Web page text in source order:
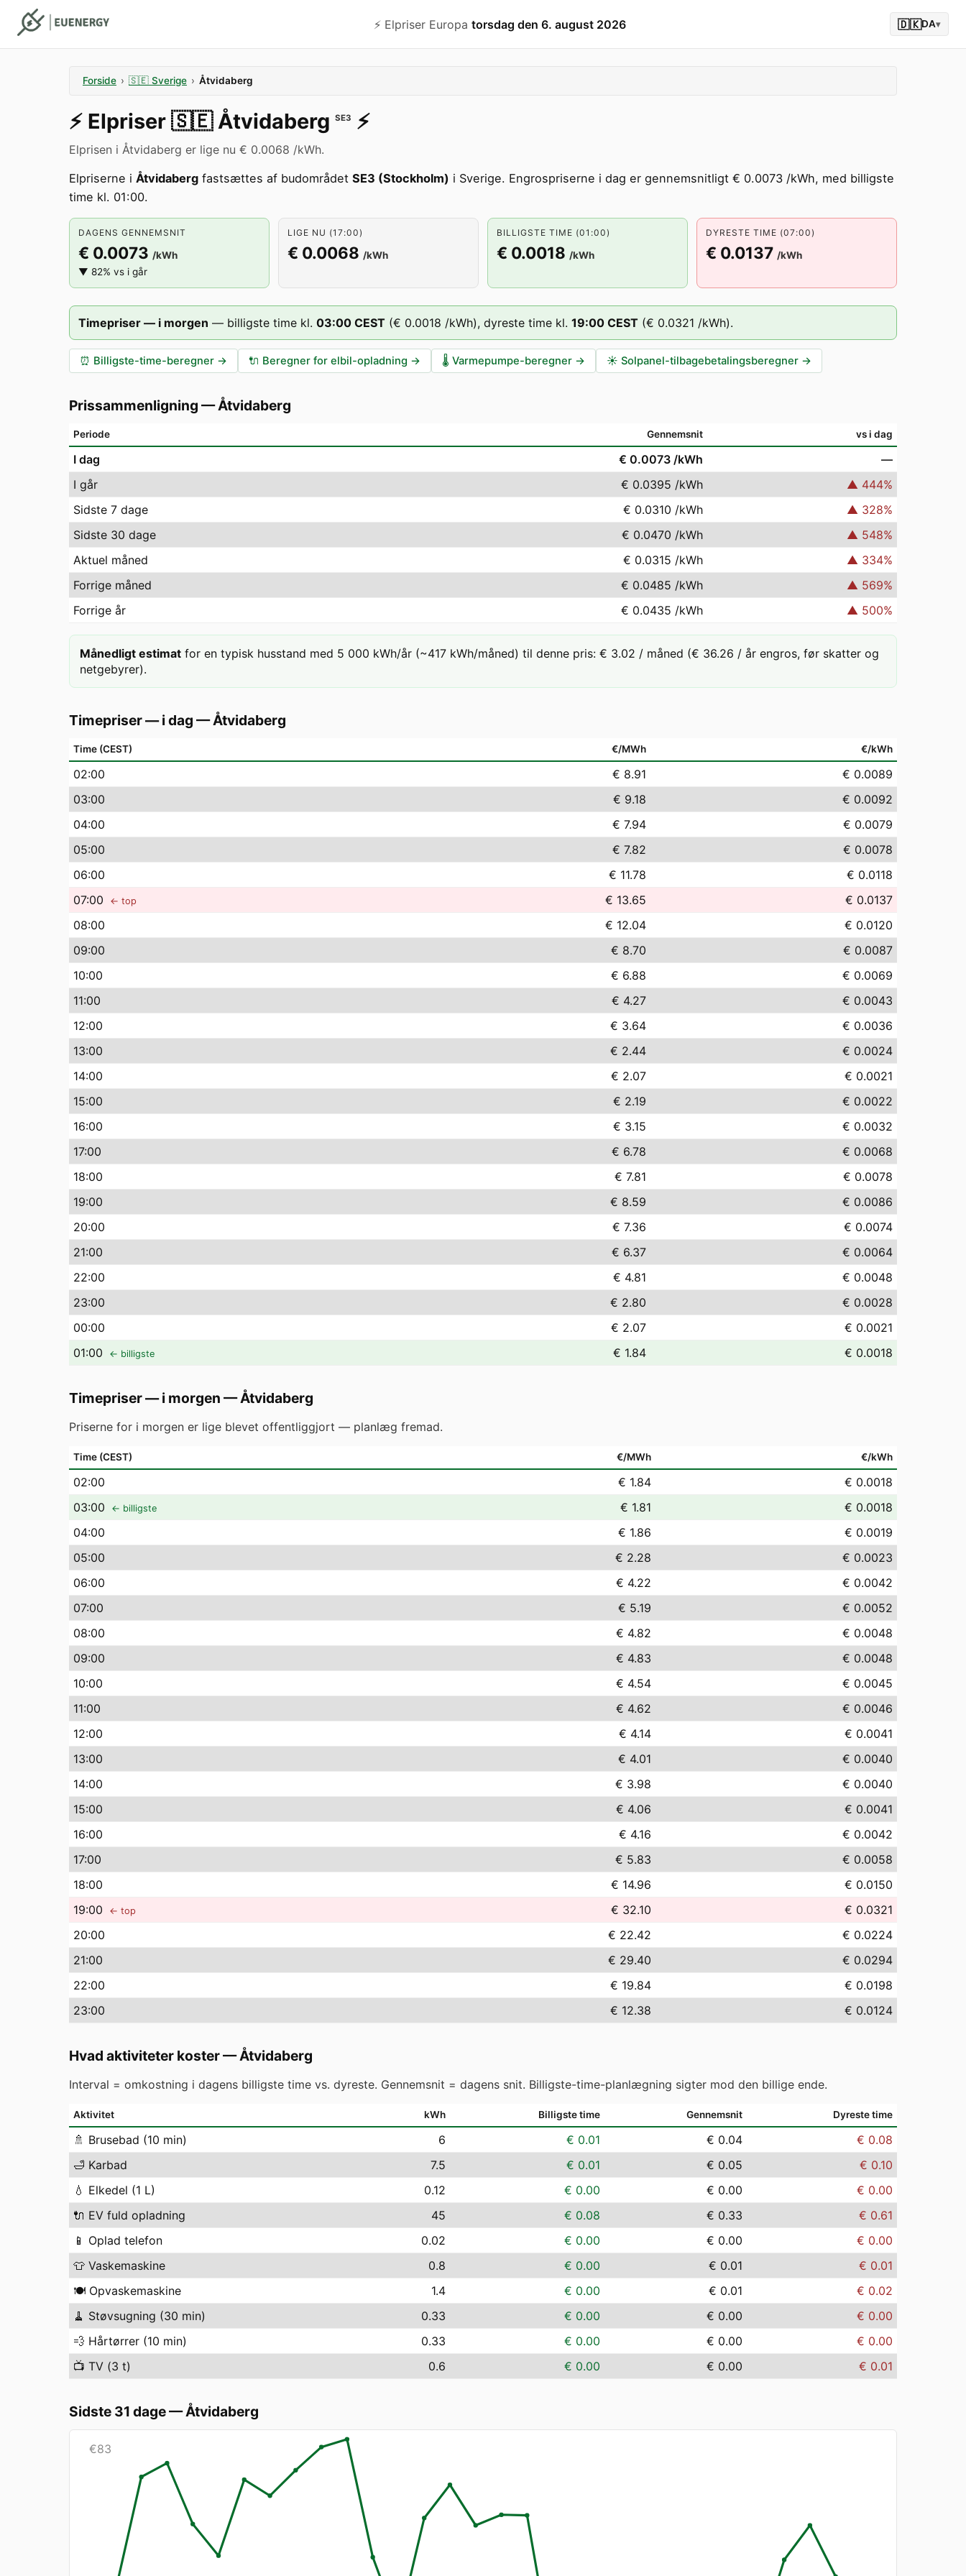
⚡️ Elpriser Europa torsdag den 6. august 2026 🇩🇰DA▾
Forside › 🇸🇪 Sverige › Åtvidaberg
⚡️ Elpriser 🇸🇪 Åtvidaberg SE3 ⚡️
Elprisen i Åtvidaberg er lige nu € 0.0068 /kWh.
Elpriserne i Åtvidaberg fastsættes af budområdet SE3 (Stockholm) i Sverige. Engrospriserne i dag er gennemsnitligt € 0.0073 /kWh, med billigste
time kl. 01:00.
DAGENS GENNEMSNIT
€ 0.0073 /kWh
▼ 82% vs i går
LIGE NU (17:00)
€ 0.0068 /kWh
BILLIGSTE TIME (01:00)
€ 0.0018 /kWh
DYRESTE TIME (07:00)
€ 0.0137 /kWh
Timepriser — i morgen — billigste time kl. 03:00 CEST (€ 0.0018 /kWh), dyreste time kl. 19:00 CEST (€ 0.0321 /kWh).
⏰ Billigste-time-beregner → 🔌 Beregner for elbil-opladning → 🌡️ Varmepumpe-beregner → ☀️ Solpanel-tilbagebetalingsberegner →
Prissammenligning —Åtvidaberg
Periode Gennemsnit vs i dag
I dag € 0.0073 /kWh
—
I går
€ 0.0395 /kWh ▲ 444%
Sidste 7 dage
€ 0.0310 /kWh ▲ 328%
Sidste 30 dage
€ 0.0470 /kWh ▲ 548%
Aktuel måned
€ 0.0315 /kWh ▲ 334%
Forrige måned
€ 0.0485 /kWh ▲ 569%
Forrige år
€ 0.0435 /kWh ▲ 500%
Månedligt estimat for en typisk husstand med 5 000 kWh/år (~417 kWh/måned) til denne pris: € 3.02 / måned (€ 36.26 / år engros, før skatter og
netgebyrer).
Timepriser — i dag —Åtvidaberg
Time (CEST) €/MWh €/kWh
02:00 € 8.91
€ 0.0089
03:00 € 9.18
€ 0.0092
04:00 € 7.94
€ 0.0079
05:00 € 7.82
€ 0.0078
06:00 € 11.78
€ 0.0118
07:00 ← top € 13.65
€ 0.0137
08:00 € 12.04
€ 0.0120
09:00 € 8.70
€ 0.0087
10:00 € 6.88
€ 0.0069
11:00 € 4.27
€ 0.0043
12:00 € 3.64
€ 0.0036
13:00 € 2.44
€ 0.0024
14:00 € 2.07
€ 0.0021
15:00 € 2.19
€ 0.0022
16:00 € 3.15
€ 0.0032
17:00 € 6.78
€ 0.0068
18:00 € 7.81
€ 0.0078
19:00 € 8.59
€ 0.0086
20:00 € 7.36
€ 0.0074
21:00 € 6.37
€ 0.0064
22:00 € 4.81
€ 0.0048
23:00 € 2.80
€ 0.0028
00:00 € 2.07
€ 0.0021
01:00 ← billigste € 1.84 € 0.0018
Timepriser — i morgen —Åtvidaberg
Priserne for i morgen er lige blevet offentliggjort — planlæg fremad.
Time (CEST) €/MWh €/kWh
02:00 € 1.84
€ 0.0018
03:00 ← billigste € 1.81
€ 0.0018
04:00 € 1.86
€ 0.0019
05:00 € 2.28
€ 0.0023
06:00 € 4.22
€ 0.0042
07:00 € 5.19
€ 0.0052
08:00 € 4.82
€ 0.0048
09:00 € 4.83
€ 0.0048
10:00 € 4.54
€ 0.0045
11:00 € 4.62
€ 0.0046
12:00 € 4.14
€ 0.0041
13:00 € 4.01
€ 0.0040
14:00 € 3.98
€ 0.0040
15:00 € 4.06
€ 0.0041
16:00 € 4.16
€ 0.0042
17:00 € 5.83
€ 0.0058
18:00 € 14.96
€ 0.0150
19:00 ← top € 32.10
€ 0.0321
20:00 € 22.42
€ 0.0224
21:00 € 29.40
€ 0.0294
22:00 € 19.84
€ 0.0198
23:00 € 12.38 € 0.0124
Hvad aktiviteter koster—Åtvidaberg
Interval = omkostning i dagens billigste time vs. dyreste. Gennemsnit = dagens snit. Billigste-time-planlægning sigter mod den billige ende.
Aktivitet kWh Billigste time Gennemsnit Dyreste time
🚿 Brusebad (10 min) 6 € 0.01 € 0.04
€ 0.08
🛁 Karbad 7.5 € 0.01 € 0.05
€ 0.10
💧 Elkedel (1 L) 0.12 € 0.00 € 0.00
€ 0.00
🔌 EV fuld opladning 45 € 0.08 € 0.33
€ 0.61
📱 Oplad telefon 0.02 € 0.00 € 0.00
€ 0.00
👕 Vaskemaskine 0.8 € 0.00 € 0.01
€ 0.01
🍽️ Opvaskemaskine 1.4 € 0.00 € 0.01
€ 0.02
🧹 Støvsugning (30 min) 0.33 € 0.00 € 0.00
€ 0.00
💨 Hårtørrer (10 min) 0.33 € 0.00 € 0.00
€ 0.00
📺 TV (3 t) 0.6 € 0.00 € 0.00 € 0.01
Sidste 31 dage—Åtvidaberg
€83